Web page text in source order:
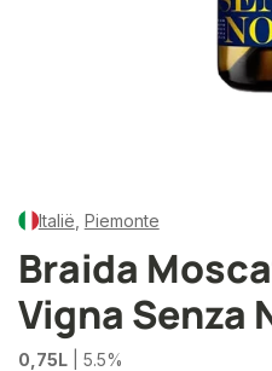
Italië Piemonte
Braida
Vigna Senza
0,75L | 5.5%